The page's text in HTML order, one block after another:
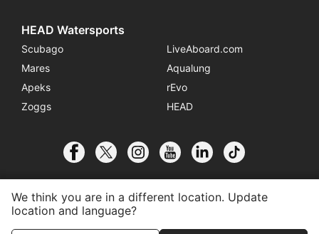
HEAD Watersports
Scubago
LiveAboard.com
Mares
Aqualung
Apeks
rEvo
Zoggs
HEAD
We think you are in a different location. Update
location and language?